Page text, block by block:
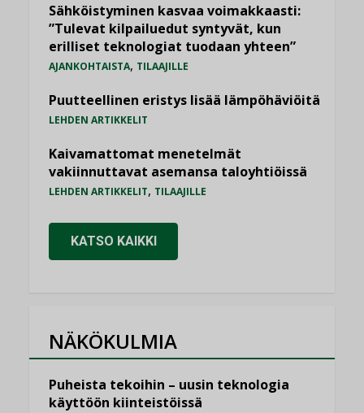
Sähköistyminen kasvaa voimakkaasti:
”Tulevat kilpailuedut syntyvät, kun
erilliset teknologiat tuodaan yhteen”
AJANKOHTAISTA, TILAAJILLE
Puutteellinen eristys lisää lämpöhäviöitä
LEHDEN ARTIKKELIT
Kaivamattomat menetelmät
vakiinnuttavat asemansa taloyhtiöissä
LEHDEN ARTIKKELIT, TILAAJILLE
KATSO KAIKKI
NÄKÖKULMIA
Puheista tekoihin – uusin teknologia
käyttöön kiinteistöissä